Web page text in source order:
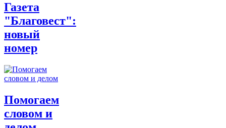
Газета
"Благовест":
новый
номер
Помогаем
словом и